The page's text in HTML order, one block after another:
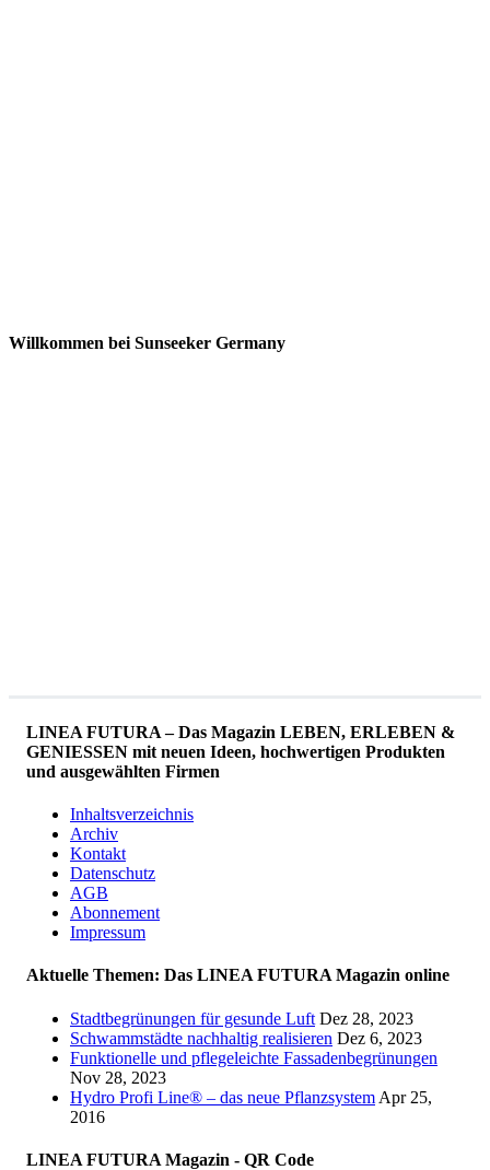
Willkommen bei Sunseeker Germany
LINEA FUTURA – Das Magazin LEBEN, ERLEBEN &
GENIESSEN mit neuen Ideen, hochwertigen Produkten
und ausgewählten Firmen
Inhaltsverzeichnis
Archiv
Kontakt
Datenschutz
AGB
Abonnement
Impressum
Aktuelle Themen: Das LINEA FUTURA Magazin online
Stadtbegrünungen für gesunde Luft Dez 28, 2023
Schwammstädte nachhaltig realisieren Dez 6, 2023
Funktionelle und pflegeleichte Fassadenbegrünungen
Nov 28, 2023
Hydro Profi Line® – das neue Pflanzsystem Apr 25,
2016
LINEA FUTURA Magazin - QR Code